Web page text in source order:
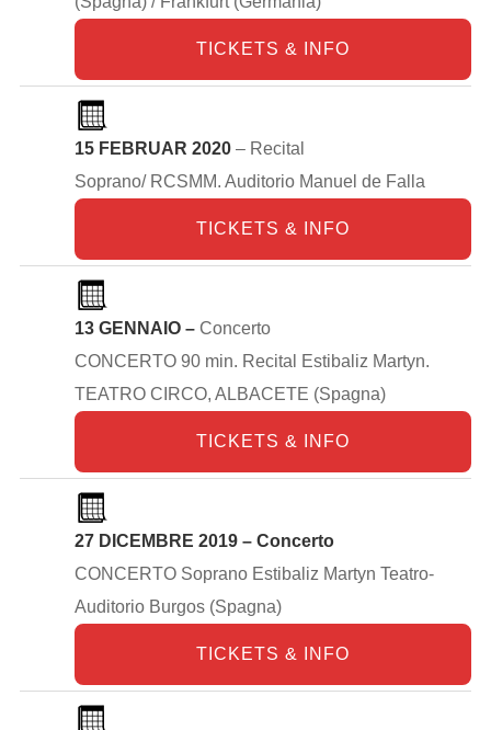
TICKETS & INFO
15 FEBRUAR 2020– Recital
Soprano/ RCSMM. Auditorio Manuel de Falla
TICKETS & INFO
13 GENNAIO – Concerto
CONCERTO 90 min. Recital Estibaliz Martyn.
TEATRO CIRCO, ALBACETE (Spagna)
TICKETS & INFO
27 DICEMBRE 2019 – Concerto
CONCERTO Soprano Estibaliz Martyn Teatro-
Auditorio Burgos (Spagna)
TICKETS & INFO